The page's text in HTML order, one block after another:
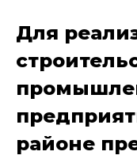
Для
районе